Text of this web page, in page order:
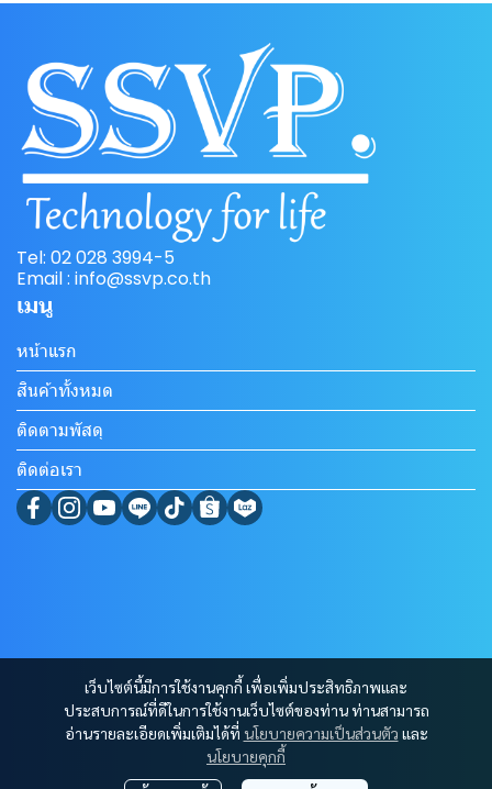
เว็บไซต์นี้มีการใช้งานคุกกี้ เพื่อเพิ่มประสิทธิภาพและ
ประสบการณ์ที่ดีในการใช้งานเว็บไซต์ของท่าน ท่านสามารถ
อ่านรายละเอียดเพิ่มเติมได้ที่ นโยบายความเป็นส่วนตัว และ
นโยบายคุกกี้
Tel: 02 028 3994-5
Email : info@ssvp.co.th
เมนู
หน้าแรก
สินค้าทั้งหมด
ติดตามพัสดุ
ติดต่อเรา